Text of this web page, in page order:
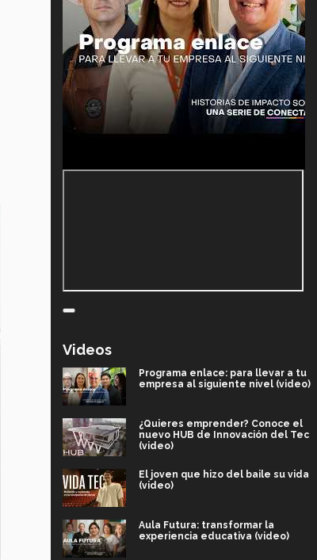
Videos
Programa enlace: para llevar a tu
empresa al siguiente nivel (video)
¿Quieres emprender? Conoce el
nuevo HUB de Innovación del Tec
(video)
El joven que hizo del baile su vida
(video)
Aula Futura: transformar la
experiencia educativa (video)